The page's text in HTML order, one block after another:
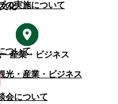
化
産業・ビジネス
光・産業・ビジネス
の実施について
ついて
会について